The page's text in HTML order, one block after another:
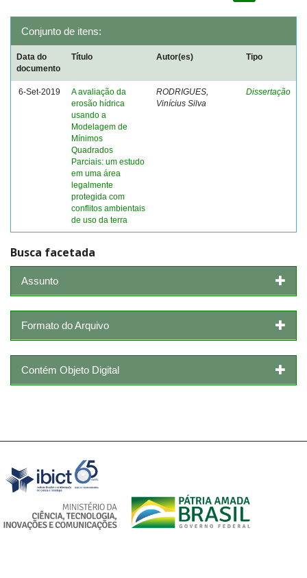
Conjunto de itens:
Data do
documento
Título Autor(es) Tipo
6-Set-2019
A avaliação da
erosão hídrica
usando a
Modelagem de
Mínimos
Quadrados
Parciais: um estudo
em uma área
legalmente
protegida com
conflitos ambientais
de uso da terra
RODRIGUES,
Vinícius Silva
Dissertação
Busca facetada
Assunto
Formato do Arquivo
Contém Objeto Digital